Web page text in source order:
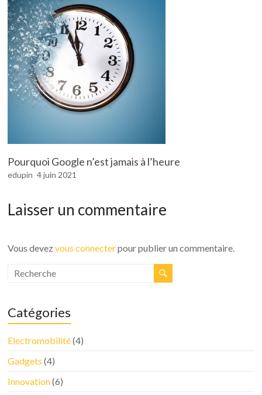
Pourquoi Google n’est jamais à l’heure
edupin 4 juin 2021
Laisser un commentaire
Vous devezvous connecterpour publier un commentaire.
Catégories
Electromobilité(4)
Gadgets (4)
Innovation(6)